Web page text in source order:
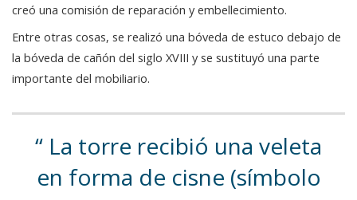
creó una comisión de reparación y embellecimiento.
Entre otras cosas, se realizó una bóveda de estuco debajo de
la bóveda de cañón del siglo XVIII y se sustituyó una parte
importante del mobiliario.
La torre recibió una veleta
en forma de cisne (símbolo